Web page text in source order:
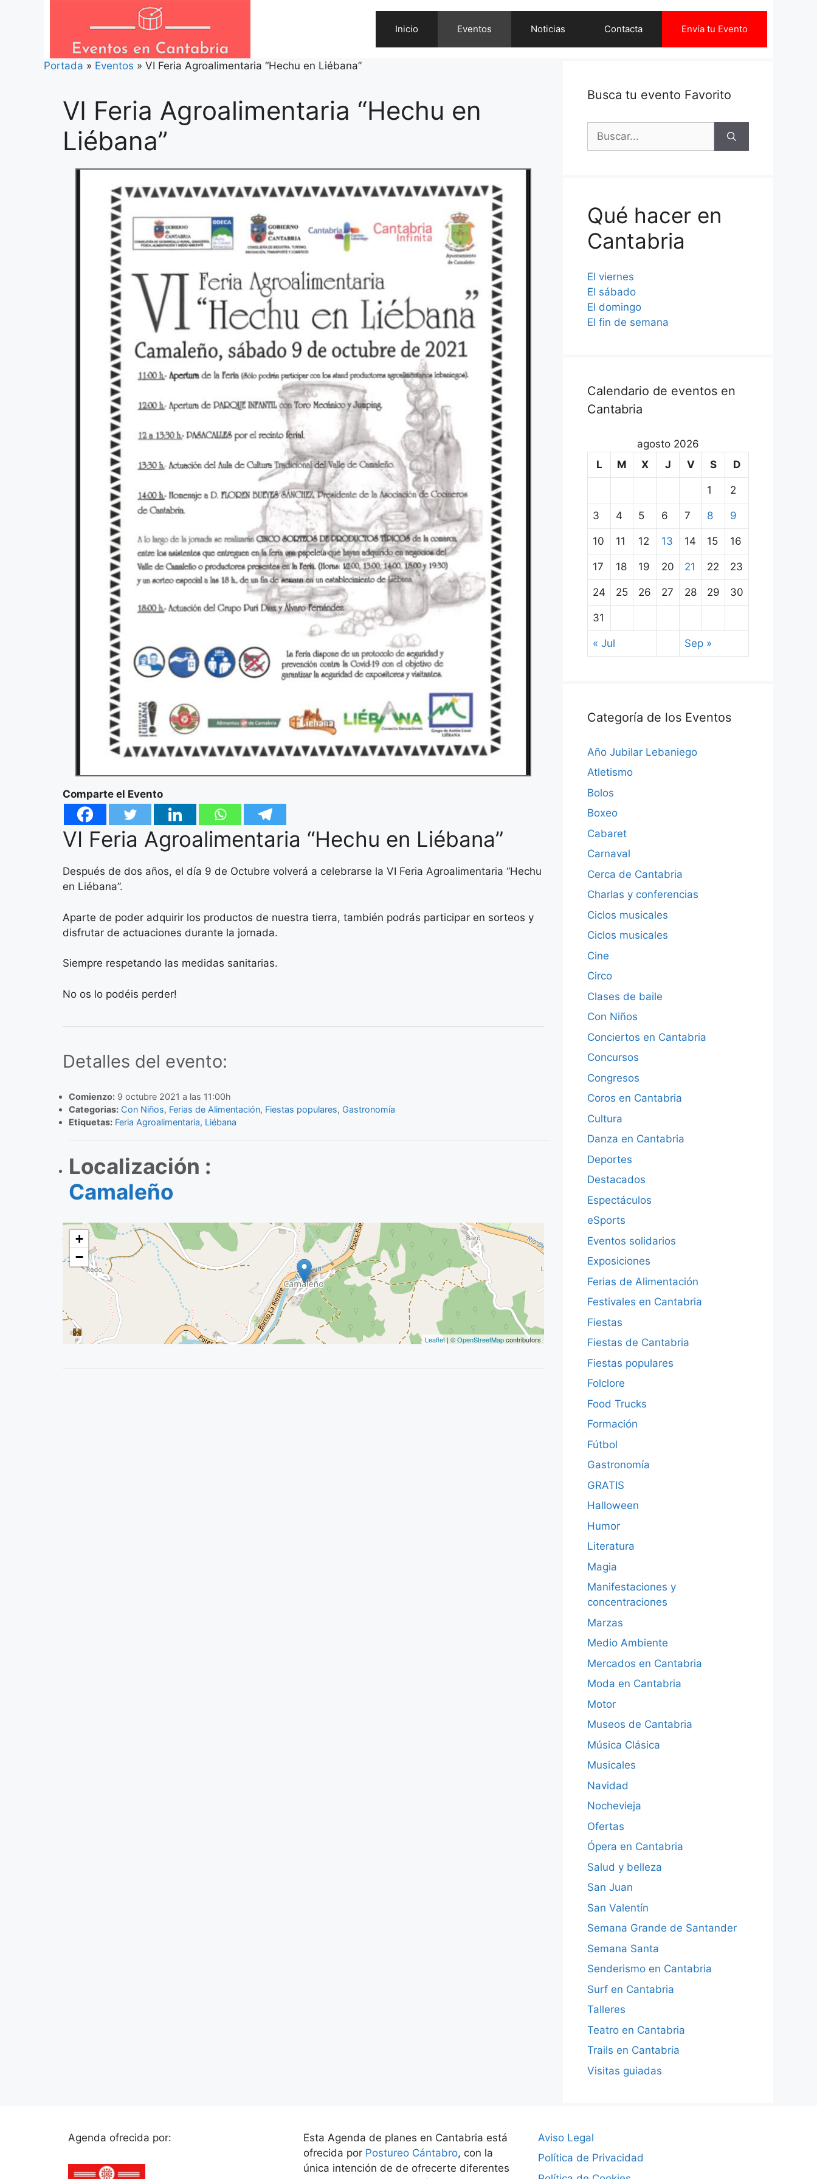
Inicio Eventos Noticias Contacta Envía tu Evento
Portada » Eventos » VI Feria Agroalimentaria “Hechu en Liébana”
VI Feria Agroalimentaria “Hechu en
Liébana”
Comparte el Evento
VI Feria Agroalimentaria “Hechu en Liébana”
Después de dos años, el día 9 de Octubre volverá a celebrarse la VI Feria Agroalimentaria “Hechu
en Liébana”.
Aparte de poder adquirir los productos de nuestra tierra, también podrás participar en sorteos y
disfrutar de actuaciones durante la jornada.
Siempre respetando las medidas sanitarias.
No os lo podéis perder!
Detalles del evento:
Comienzo:9 octubre 2021 a las 11:00h
Categorias: Con Niños, Ferias de Alimentación, Fiestas populares, Gastronomía
Etiquetas: Feria Agroalimentaria, Liébana
Localización :
Camaleño
+
−
Leaflet | ©OpenStreetMapcontributors
Busca tu evento Favorito
Buscar:
Qué hacer en
Cantabria
El viernes
El sábado
El domingo
El fin de semana
Calendario de eventos en
Cantabria
agosto 2026
L
M X J V S D
1 2
3 4 5 6 7 8 9
10 11 12 13 14 15 16
17 18 19 20 21 22 23
24 25 26 27 28 29 30
31
« Jul Sep »
Categoría de los Eventos
Año Jubilar Lebaniego
Atletismo
Bolos
Boxeo
Cabaret
Carnaval
Cerca de Cantabria
Charlas y conferencias
Ciclos musicales
Ciclos musicales
Cine
Circo
Clases de baile
Con Niños
Conciertos en Cantabria
Concursos
Congresos
Coros en Cantabria
Cultura
Danza en Cantabria
Deportes
Destacados
Espectáculos
eSports
Eventos solidarios
Exposiciones
Ferias de Alimentación
Festivales en Cantabria
Fiestas
Fiestas de Cantabria
Fiestas populares
Folclore
Food Trucks
Formación
Fútbol
Gastronomía
GRATIS
Halloween
Humor
Literatura
Magia
Manifestaciones y
concentraciones
Marzas
Medio Ambiente
Mercados en Cantabria
Moda en Cantabria
Motor
Museos de Cantabria
Música Clásica
Musicales
Navidad
Nochevieja
Ofertas
Ópera en Cantabria
Salud y belleza
San Juan
San Valentín
Semana Grande de Santander
Semana Santa
Senderismo en Cantabria
Surf en Cantabria
Talleres
Teatro en Cantabria
Trails en Cantabria
Visitas guiadas
Agenda ofrecida por:
Esta Agenda de planes en Cantabria está
ofrecida por Postureo Cántabro, con la
única intención de de ofrecerte diferentes
Aviso Legal
Política de Privacidad